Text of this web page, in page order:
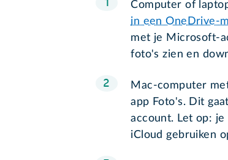
Computer of
in een OneDrive-
met je Microsoft-
foto's zien en
Mac-computer
app Foto's. Dit
account. Let op:
iCloud gebruiken